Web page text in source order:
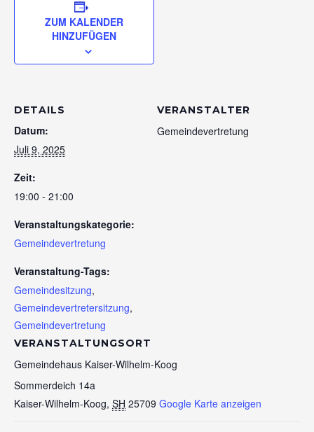
ZUM KALENDER
HINZUFÜGEN
DETAILS
Datum:
Juli 9, 2025
Zeit:
19:00 - 21:00
Veranstaltungskategorie:
Gemeindevertretung
Veranstaltung-Tags:
Gemeindesitzung,
Gemeindevertretersitzung,
Gemeindevertretung
VERANSTALTUNGSORT
Gemeindehaus Kaiser-Wilhelm-Koog
Sommerdeich 14a
Kaiser-Wilhelm-Koog, SH 25709 Google Karte anzeigen
VERANSTALTER
Gemeindevertretung